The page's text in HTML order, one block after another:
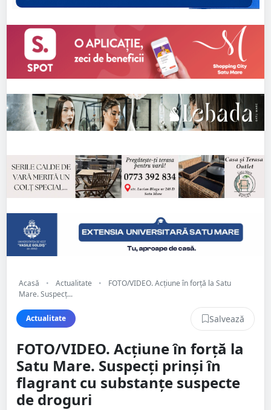
Acasă • Actualitate •
FOTO/VIDEO. Acțiune în forță la Satu
Mare. Suspecț...
Actualitate Salvează
FOTO/VIDEO. Acțiune în forță la
Satu Mare. Suspecți prinși în
flagrant cu substanțe suspecte
de droguri